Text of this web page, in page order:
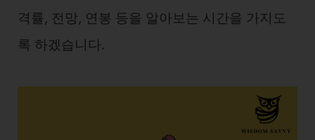
격률, 전망, 연봉 등을 알아보는 시간을 가지도
록 하겠습니다.